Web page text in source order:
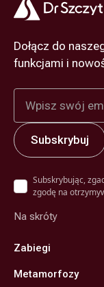
Dołącz do
funkcjami i
Subskrybując,
zgodę na
Na skróty
Zabiegi
Metamorfozy